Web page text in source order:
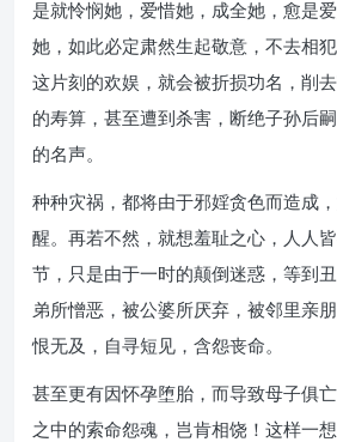
是就怜悯她，爱惜她，成全她，愈是
她，如此必定肃然生起敬意，不去相
这片刻的欢娱，就会被折损功名，削
的寿算，甚至遭到杀害，断绝子孙后
的名声。
种种灾祸，都将由于邪婬贪色而造成
醒。再若不然，就想羞耻之心，人人
节，只是由于一时的颠倒迷惑，等到
弟所憎恶，被公婆所厌弃，被邻里亲
恨无及，自寻短见，含怨丧命。
甚至更有因怀孕堕胎，而导致母子俱
之中的索命怨魂，岂肯相饶！这样一